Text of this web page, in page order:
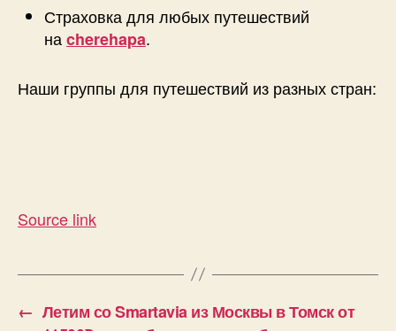
Страховка для любых путешествий
наcherehapa.
Наши группы для путешествий из разных стран:
Source link
← Летим со Smartavia из Москвы в Томск от